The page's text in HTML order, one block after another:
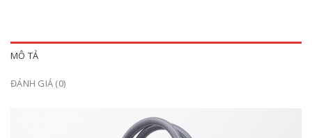
MÔ TẢ
ĐÁNH GIÁ (0)